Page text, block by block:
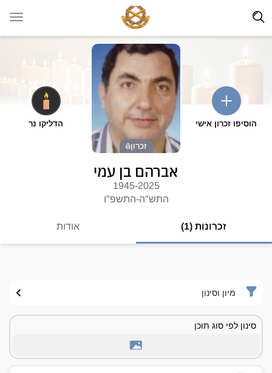
הוסיפו זכרון אישי
זכרון
הדליקו נר
אברהם בן עמי
1945-2025
התש"ה-התשפ"ו
זכרונות (1) אודות
מיון וסינון
סינון לפי סוג תוכן